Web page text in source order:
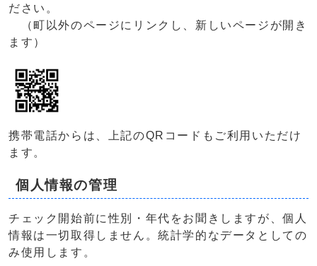
ださい。
（町以外のページにリンクし、新しいページが開き
ます）
携帯電話からは、上記のQRコードもご利用いただけ
ます。
個人情報の管理
チェック開始前に性別・年代をお聞きしますが、個人
情報は一切取得しません。統計学的なデータとしての
み使用します。